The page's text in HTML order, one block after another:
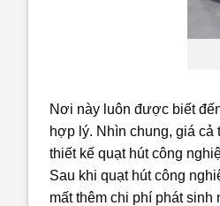
Nơi này luôn được biết
hợp lý. Nhìn chung, giá
thiết kế quạt hút công
Sau khi quạt hút công
mất thêm chi phí phát sinh